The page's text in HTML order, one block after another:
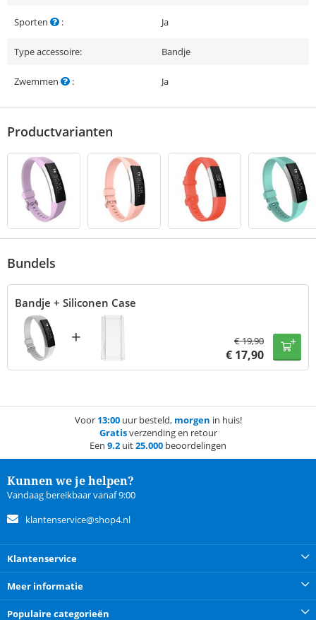
Sporten : Ja
Type accessoire: Bandje
Zwemmen : Ja
Productvarianten
Bundels
Bandje + Siliconen Case
+ €19,90
€ 17,90
Voor 13:00uur besteld, morgen in huis!
Gratisverzending en retour
Een 9.2 uit25.000 beoordelingen
Kunnen we je helpen?
Vandaag bereikbaar vanaf 9:00
klantenservice@shop4.nl
Klantenservice
Meer informatie
Populaire categorieën